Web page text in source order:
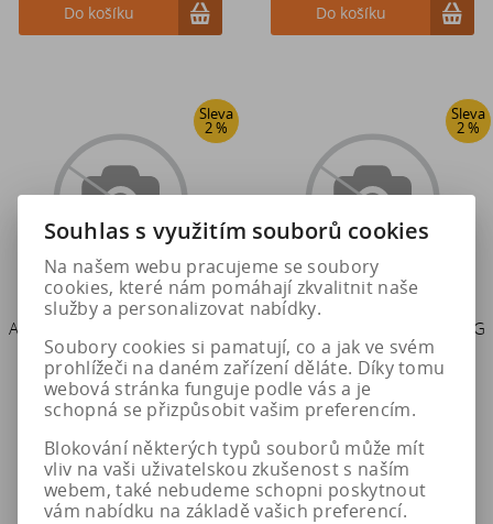
Do košíku
Do košíku
Sleva
2 %
Autobaterie Banner RUNNING
BULL EFB 12V 70Ah 660A
(EFB 570 11)
2 571 Kč
2 623 Kč
Do košíku
Sleva
2 %
Autobaterie Banner RUNNING
BULL EFB 12V 65Ah 650A
(EFB 565 12)
2 880 Kč
2 939 Kč
Do košíku
Souhlas s využitím souborů cookies
Na našem webu pracujeme se soubory
cookies, které nám pomáhají zkvalitnit naše
služby a personalizovat nabídky.
Soubory cookies si pamatují, co a jak ve svém
prohlížeči na daném zařízení děláte. Díky tomu
webová stránka funguje podle vás a je
schopná se přizpůsobit vašim preferencím.
Blokování některých typů souborů může mít
vliv na vaši uživatelskou zkušenost s naším
webem, také nebudeme schopni poskytnout
vám nabídku na základě vašich preferencí.